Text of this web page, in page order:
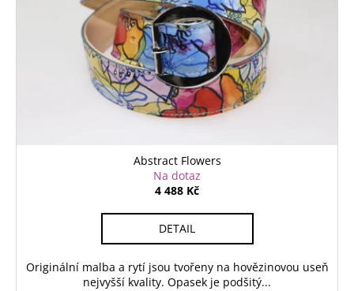
Abstract Flowers
Na dotaz
4 488 Kč
DETAIL
Originální malba a rytí jsou tvořeny na hovězinovou useň
nejvyšší kvality. Opasek je podšitý...